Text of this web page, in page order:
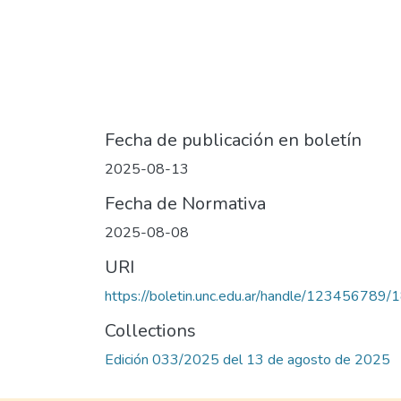
Fecha de publicación en boletín
2025-08-13
Fecha de Normativa
2025-08-08
URI
https://boletin.unc.edu.ar/handle/123456789/
Collections
Edición 033/2025 del 13 de agosto de 2025